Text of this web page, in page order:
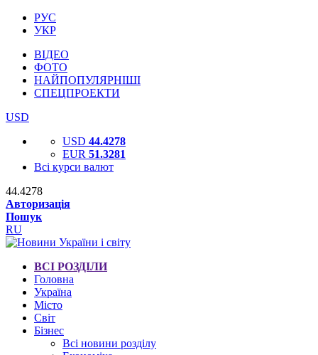
РУС
УКР
ВІДЕО
ФОТО
НАЙПОПУЛЯРНІШІ
СПЕЦПРОЕКТИ
USD
USD 44.4278
EUR 51.3281
Всі курси валют
44.4278
Авторизація
Пошук
RU
ВСІ РОЗДІЛИ
Головна
Україна
Місто
Світ
Бізнес
Всі новини розділу